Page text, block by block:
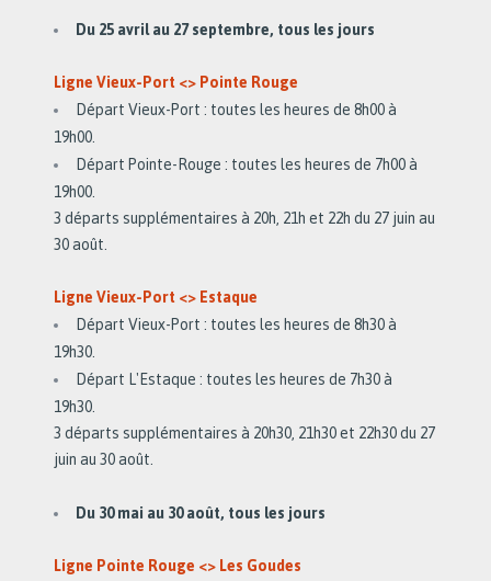
Du 25 avril au 27 septembre, tous les jours
Ligne Vieux-Port <> Pointe Rouge
Départ Vieux-Port : toutes les heures de 8h00 à
19h00.
Départ Pointe-Rouge : toutes les heures de 7h00 à
19h00.
3 départs supplémentaires à 20h, 21h et 22h du 27 juin au
30 août.
Ligne Vieux-Port <> Estaque
Départ Vieux-Port : toutes les heures de 8h30 à
19h30.
Départ L'Estaque : toutes les heures de 7h30 à
19h30.
3 départs supplémentaires à 20h30, 21h30 et 22h30 du 27
juin au 30 août.
Du 30 mai au 30 août, tous les jours
Ligne Pointe Rouge <> Les Goudes